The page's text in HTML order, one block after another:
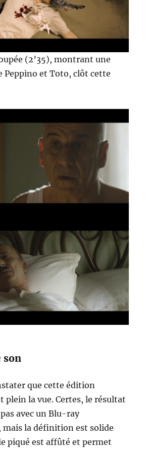
(2’35), montrant une
Peppino et Toto, clôt cette
son
que cette édition
plein la vue. Certes, le résultat
avec un Blu-ray
la définition est solide
piqué est affûté et permet